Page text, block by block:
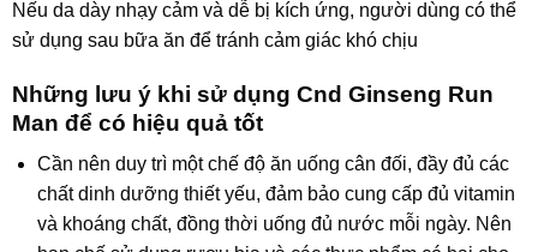
Nếu da dày nhạy cảm và dễ bị kích ứng, người dùng có thể
sử dụng sau bữa ăn để tránh cảm giác khó chịu
Những lưu ý khi sử dụng Cnd Ginseng Run
Man để có hiệu quả tốt
Cần nên duy trì một chế độ ăn uống cân đối, đầy đủ các
chất dinh dưỡng thiết yếu, đảm bảo cung cấp đủ vitamin
và khoáng chất, đồng thời uống đủ nước mỗi ngày. Nên